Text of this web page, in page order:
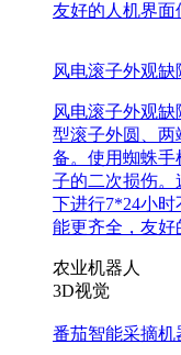
友好的人机界面
风电滚子外观缺
风电滚子外观
型滚子外圆、
备。使用蜘蛛
子的二次损伤。
下进行7*24小
能更齐全，友好
农业机器人
3D视觉
番茄智能采摘机